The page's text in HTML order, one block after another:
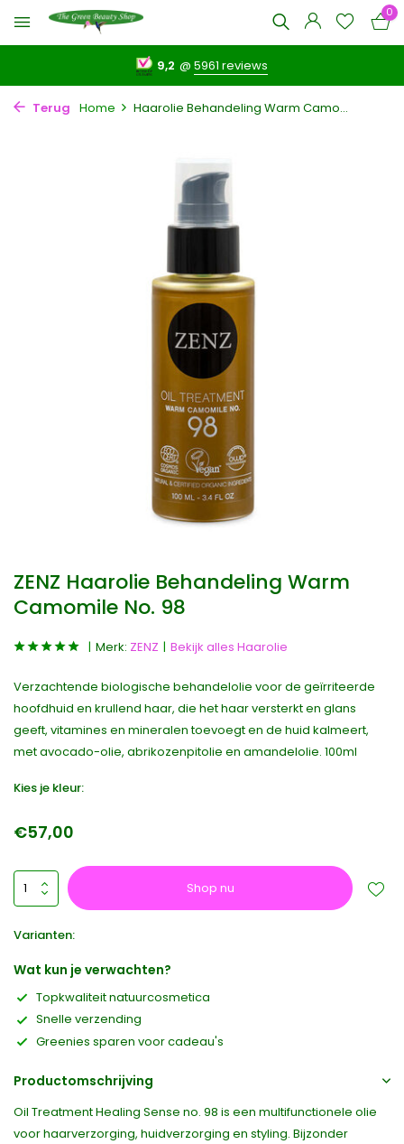
0
9,2 @5961 reviews
Terug Home Haarolie Behandeling Warm Camo...
ZENZ Haarolie Behandeling Warm
Camomile No. 98
Merk: ZENZ Bekijk alles Haarolie
Verzachtende biologische behandelolie voor de geïrriteerde
hoofdhuid en krullend haar, die het haar versterkt en glans
geeft, vitamines en mineralen toevoegt en de huid kalmeert,
met avocado-olie, abrikozenpitolie en amandelolie. 100ml
Kies je kleur:
€57,00
Shop nu
Varianten:
Wat kun je verwachten?
Topkwaliteit natuurcosmetica
Snelle verzending
Greenies sparen voor cadeau's
Productomschrijving
Oil Treatment Healing Sense no. 98 is een multifunctionele olie
voor haarverzorging, huidverzorging en styling. Bijzonder